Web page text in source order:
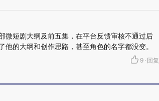
微短剧大纲及前五集，在平台反馈审核不通过后
的大纲和创作思路，甚至角色的名字都没变。
9 · 回复